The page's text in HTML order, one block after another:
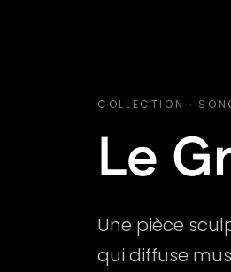
COLLECTION ·
Le
Une pièce
qui diffuse